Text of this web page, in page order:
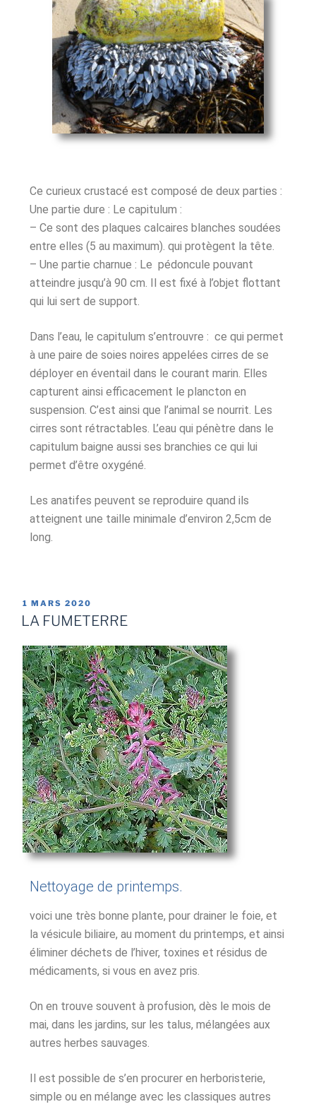
Ce curieux crustacé est composé de deux parties :
Une partie dure : Le capitulum :
– Ce sont des plaques calcaires blanches soudées
entre elles (5 au maximum). qui protègent la tête.
– Une partie charnue : Le pédoncule pouvant
atteindre jusqu’à 90 cm. Il est fixé à l’objet flottant
qui lui sert de support.
Dans l’eau, le capitulum s’entrouvre : ce qui permet
à une paire de soies noires appelées cirres de se
déployer en éventail dans le courant marin. Elles
capturent ainsi efficacement le plancton en
suspension. C’est ainsi que l’animal se nourrit. Les
cirres sont rétractables. L’eau qui pénètre dans le
capitulum baigne aussi ses branchies ce qui lui
permet d’être oxygéné.
Les anatifes peuvent se reproduire quand ils
atteignent une taille minimale d’environ 2,5cm de
long.
1 MARS 2020
LA FUMETERRE
Nettoyage de printemps.
voici une très bonne plante, pour drainer le foie, et
la vésicule biliaire, au moment du printemps, et ainsi
éliminer déchets de l’hiver, toxines et résidus de
médicaments, si vous en avez pris.
On en trouve souvent à profusion, dès le mois de
mai, dans les jardins, sur les talus, mélangées aux
autres herbes sauvages.
Il est possible de s’en procurer en herboristerie,
simple ou en mélange avec les classiques autres